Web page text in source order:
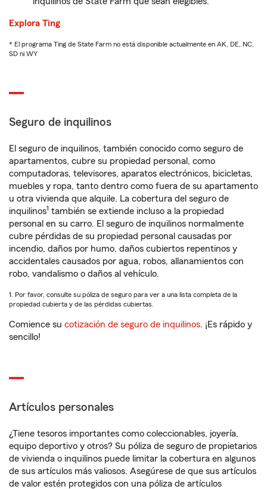
Explora Ting
* El programa Ting de State Farm no está disponible actualmente en AK, DE, NC,
SD ni WY
Seguro de inquilinos
El seguro de inquilinos, también conocido como seguro de
apartamentos, cubre su propiedad personal, como
computadoras, televisores, aparatos electrónicos, bicicletas,
muebles y ropa, tanto dentro como fuera de su apartamento
u otra vivienda que alquile. La cobertura del seguro de
inquilinos1 también se extiende incluso a la propiedad
personal en su carro. El seguro de inquilinos normalmente
cubre pérdidas de su propiedad personal causadas por
incendio, daños por humo, daños cubiertos repentinos y
accidentales causados por agua, robos, allanamientos con
robo, vandalismo o daños al vehículo.
1. Por favor, consulte su póliza de seguro para ver a una lista completa de la
propiedad cubierta y de las pérdidas cubiertas.
Comience su cotización de seguro de inquilinos. ¡Es rápido y
sencillo!
Artículos personales
¿Tiene tesoros importantes como coleccionables, joyería,
equipo deportivo y otros? Su póliza de seguro de propietarios
de vivienda o inquilinos puede limitar la cobertura en algunos
de sus artículos más valiosos. Asegúrese de que sus artículos
de valor estén protegidos con una póliza de artículos